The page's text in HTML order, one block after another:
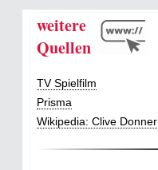
weitere
Quellen
TV Spielfilm
Prisma
Wikipedia: Clive Donner